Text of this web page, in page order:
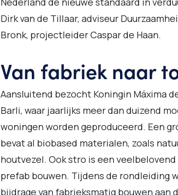
Dirk van de Tillaar, adviseur
Bronk, projectleider Caspar de Haan.
Van fabriek naar
Aansluitend bezocht Koningin Máxima
Barli, waar jaarlijks meer dan duizend
woningen worden geproduceerd. Een
bevat al biobased materialen, zoals
houtvezel. Ook stro is een
prefab bouwen. Tijdens de rondleiding
bijdrage van fabrieksmatig bouwen aan